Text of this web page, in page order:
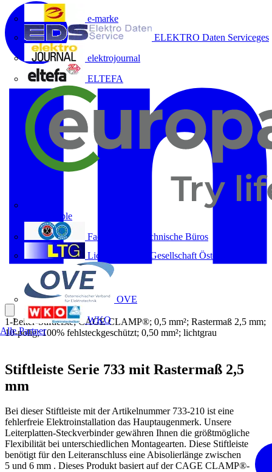
e-marke
ELEKTRO Daten Serviceges
elektrojournal
ELTEFA
Europacable
Fachverband Technische Büros
Lichttechnische Gesellschaft Österreichs
OVE
WKO
Alle Partner
1-Leiter-Stiftleiste; CAGE CLAMP®; 0,5 mm²; Rastermaß 2,5 mm;
10-polig; 100% fehlsteckgeschützt; 0,50 mm²; lichtgrau
Stiftleiste Serie 733 mit Rastermaß 2,5
mm
Bei dieser Stiftleiste mit der Artikelnummer 733-210 ist eine
fehlerfreie Elektroinstallation das Hauptaugenmerk. Unsere
Leiterplatten-Steckverbinder gewähren Ihnen die größtmögliche
Flexibilität bei unterschiedlichen Montagearten. Diese Stiftleiste
benötigt für den Leiteranschluss eine Abisolierlänge zwischen
5 und 6 mm . Dieses Produkt basiert auf der CAGE CLAMP®-